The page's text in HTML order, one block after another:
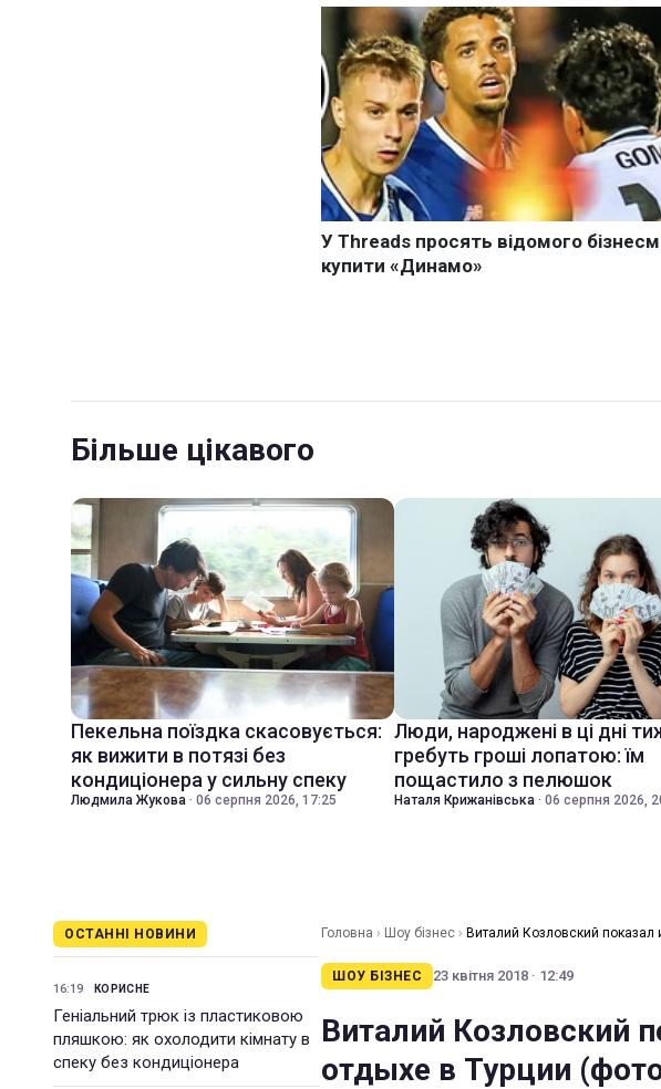
Більше цікавого
Пекельна поїздка скасовується:
як вижити в потязі без
кондиціонера у сильну спеку
Людмила Жукова · 06 серпня 2026, 17:25
Люди, народжені в ці дні
гребуть гроші лопатою: їм
пощастило з пелюшок
Наталя Крижанівська · 06 серпня 2026,
ОСТАННІ НОВИНИ
16:19 КОРИСНЕ
Геніальний трюк із пластиковою
пляшкою: як охолодити кімнату в
спеку без кондиціонера
Головна › Шоу бізнес › Виталий Козловский
ШОУ БІЗНЕС 23 квітня 2018 · 12:49
Виталий Козловский
отдыхе в Турции